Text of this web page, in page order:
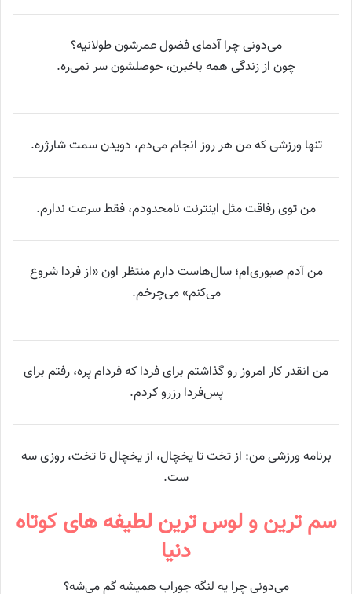
می‌دونی چرا آدمای فضول عمرشون طولانیه؟
چون از زندگی همه باخبرن، حوصلشون سر نمی‌ره.
تنها ورزشی که من هر روز انجام می‌دم، دویدن سمت شارژره.
من توی رفاقت مثل اینترنت نامحدودم، فقط سرعت ندارم.
من آدم صبوری‌ام؛ سال‌هاست دارم منتظر اون «از فردا شروع
می‌کنم» می‌چرخم.
من انقدر کار امروز رو گذاشتم برای فردا که فردام پره، رفتم برای
پس‌فردا رزرو کردم.
برنامه ورزشی من: از تخت تا یخچال، از یخچال تا تخت، روزی سه
ست.
سم ترین و لوس ترین لطیفه های کوتاه
دنیا
می‌دونی چرا یه لنگه جوراب همیشه گم می‌شه؟